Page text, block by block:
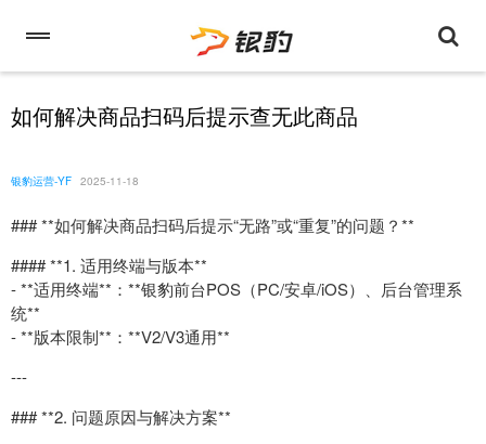
如何解决商品扫码后提示查无此商品
银豹运营-YF 2025-11-18
### **如何解决商品扫码后提示“无路”或“重复”的问题？**
#### **1. 适用终端与版本**
- **适用终端**：**银豹前台POS（PC/安卓/iOS）、后台管理系
统**
- **版本限制**：**V2/V3通用**
---
### **2. 问题原因与解决方案**